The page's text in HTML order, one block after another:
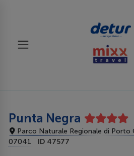
Punta Negra
Parco Naturale Regionale di Porto
07041
ID 47577